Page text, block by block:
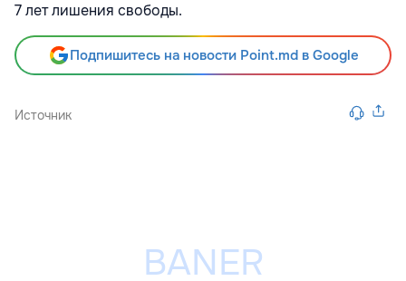
7 лет лишения свободы.
Подпишитесь на новости Point.md в Google
Источник